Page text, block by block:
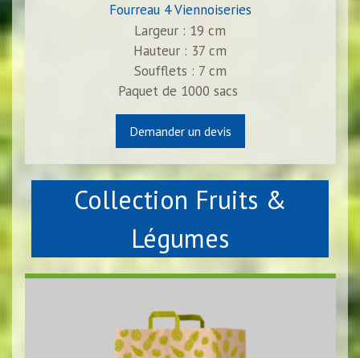
Fourreau 4 Viennoiseries
Largeur : 19 cm
Hauteur : 37 cm
Soufflets : 7 cm
Paquet de 1000 sacs
Demander un devis
Collection Fruits &
Légumes